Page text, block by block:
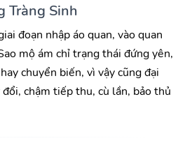
Tràng Sinh
đoạn nhập áo quan, vào quan
mộ ám chỉ trạng thái đứng yên,
chuyển biến, vì vậy cũng đại
chậm tiếp thu, cù lần, bảo thủ